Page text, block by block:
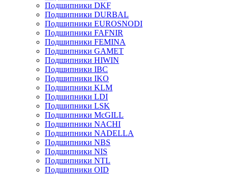
Подшипники DKF
Подшипники DURBAL
Подшипники EUROSNODI
Подшипники FAFNIR
Подшипники FEMINA
Подшипники GAMET
Подшипники HIWIN
Подшипники IBC
Подшипники IKO
Подшипники KLM
Подшипники LDI
Подшипники LSK
Подшипники McGILL
Подшипники NACHI
Подшипники NADELLA
Подшипники NBS
Подшипники NIS
Подшипники NTL
Подшипники OID